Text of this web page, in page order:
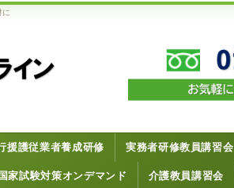
に
援護従業者養成研修 実務者研修教員講習会
家試験対策オンデマンド 介護教員講習会